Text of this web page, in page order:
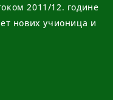
2011/12. године
нових учионица и